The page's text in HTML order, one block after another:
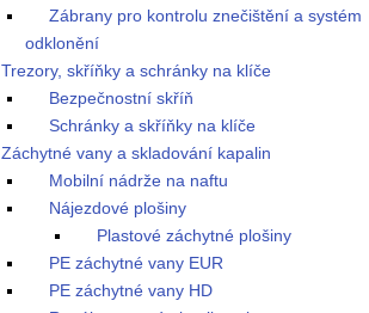
Zábrany pro kontrolu znečištění a systém
odklonění
Trezory, skříňky a schránky na klíče
Bezpečnostní skříň
Schránky a skříňky na klíče
Záchytné vany a skladování kapalin
Mobilní nádrže na naftu
Nájezdové plošiny
Plastové záchytné plošiny
PE záchytné vany EUR
PE záchytné vany HD